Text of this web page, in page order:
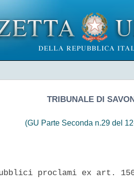
TRIBUNALE DI
(GU Parte Seconda n.29 del
proclami ex art.